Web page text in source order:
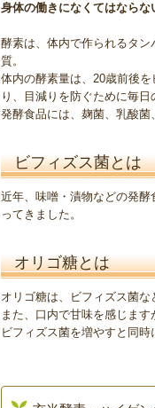
身体の働きになくてはならな
酵素は、体内で作られるタ
質。
体内の酵素量は、20歳前後
り、目減りを防ぐために毎
発酵食品には、麹菌、乳酸菌
ビフィズス菌とは
近年、味噌・漬物などの発
ってきました。
オリゴ糖とは
オリゴ糖は、ビフィズス菌な
また、口内で甘味を感じま
ビフィズス菌を増やすと同時